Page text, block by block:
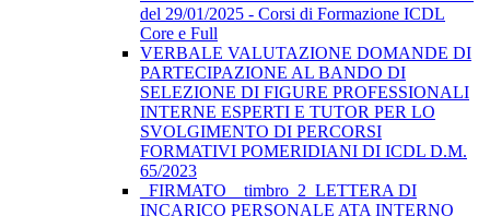
del 29/01/2025 - Corsi di Formazione ICDL
Core e Full
VERBALE VALUTAZIONE DOMANDE DI
PARTECIPAZIONE AL BANDO DI
SELEZIONE DI FIGURE PROFESSIONALI
INTERNE ESPERTI E TUTOR PER LO
SVOLGIMENTO DI PERCORSI
FORMATIVI POMERIDIANI DI ICDL D.M.
65/2023
_FIRMATO__timbro_2_LETTERA DI
INCARICO PERSONALE ATA INTERNO